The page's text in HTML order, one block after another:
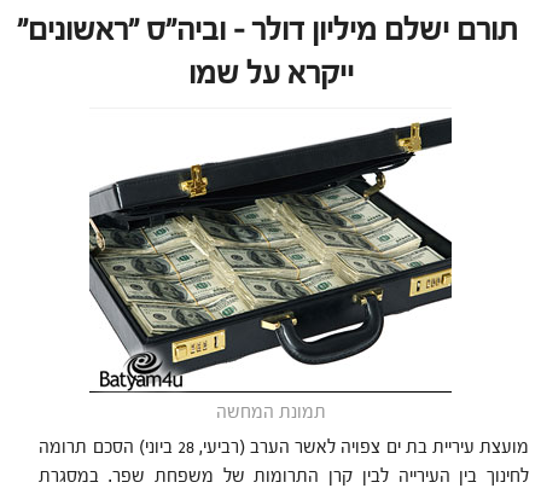
תורם ישלם מיליון דולר – וביה"ס "ראשונים"
ייקרא על שמו
תמונת המחשה
מועצת עיריית בת ים צפויה לאשר הערב (רביעי, 28 ביוני) הסכם תרומה
לחינוך בין העירייה לבין קרן התרומות של משפחת שפר. במסגרת